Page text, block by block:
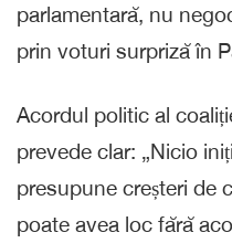
parlamentară, nu
prin voturi surpriză în
Acordul politic al
prevede clar: „Nicio
presupune creșteri de
poate avea loc fără